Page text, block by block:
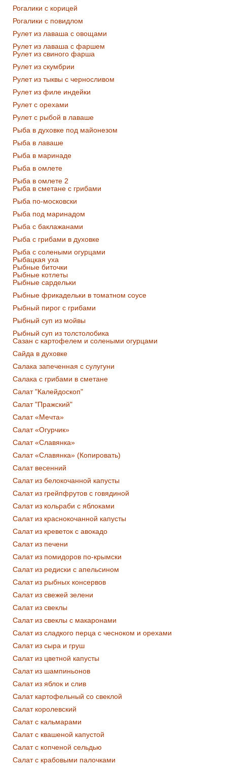
Рогалики с корицей
Рогалики с повидлом
Рулет из лаваша с овощами
Рулет из лаваша с фаршем
Рулет из свиного фарша
Рулет из скумбрии
Рулет из тыквы с черносливом
Рулет из филе индейки
Рулет с орехами
Рулет с рыбой в лаваше
Рыба в духовке под майонезом
Рыба в лаваше
Рыба в маринаде
Рыба в омлете
Рыба в омлете 2
Рыба в сметане с грибами
Рыба по-московски
Рыба под маринадом
Рыба с баклажанами
Рыба с грибами в духовке
Рыба с солеными огурцами
Рыбацкая уха
Рыбные биточки
Рыбные котлеты
Рыбные сардельки
Рыбные фрикадельки в томатном соусе
Рыбный пирог с грибами
Рыбный суп из мойвы
Рыбный суп из толстолобика
Сазан с картофелем и солеными огурцами
Сайда в духовке
Салака запеченная с сулугуни
Салака с грибами в сметане
Салат "Калейдоскоп"
Салат "Пражский"
Салат «Мечта»
Салат «Огурчик»
Салат «Славянка»
Салат «Славянка» (Копировать)
Салат весенний
Салат из белокочанной капусты
Салат из грейпфрутов с говядиной
Салат из кольраби с яблоками
Салат из краснокочанной капусты
Салат из креветок с авокадо
Салат из печени
Салат из помидоров по-крымски
Салат из редиски с апельсином
Салат из рыбных консервов
Салат из свежей зелени
Салат из свеклы
Салат из свеклы с макаронами
Салат из сладкого перца с чесноком и орехами
Салат из сыра и груш
Салат из цветной капусты
Салат из шампиньонов
Салат из яблок и слив
Салат картофельный со свеклой
Салат королевский
Салат с кальмарами
Салат с квашеной капустой
Салат с копченой сельдью
Салат с крабовыми палочками